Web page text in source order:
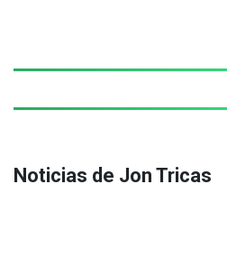
Noticias de Jon Tricas